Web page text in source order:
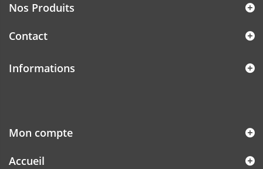
Nos Produits
Contact
Informations
Mon compte
Accueil